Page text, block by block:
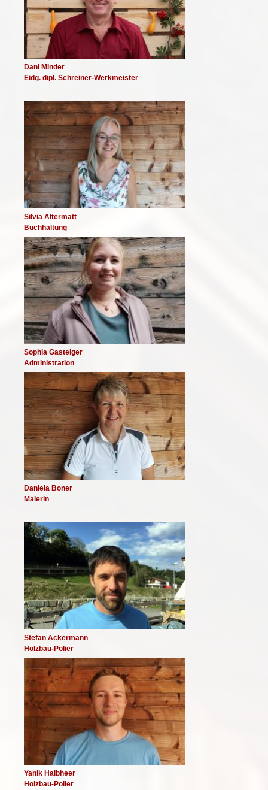
Dani Minder
Eidg. dipl. Schreiner-Werkmeister
Image
Silvia Altermatt
Buchhaltung
Sophia Gasteiger
Administration
Image
Daniela Boner
Malerin
Image
Stefan Ackermann
Holzbau-Polier
Yanik Halbheer
Holzbau-Polier